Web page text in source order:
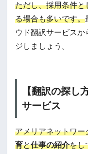
ただし、採用条件と
る場合も多いです。
ウド翻訳サービス
ジしましょう。
【翻訳の探し
サービス
アメリアネットワー
育と仕事の紹介をし